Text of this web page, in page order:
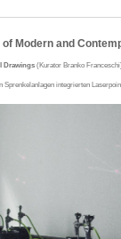
of Modern and
Drawings (Kurator Branko
integrierten